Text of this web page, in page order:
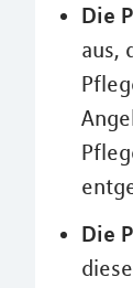
Die
aus,
Die